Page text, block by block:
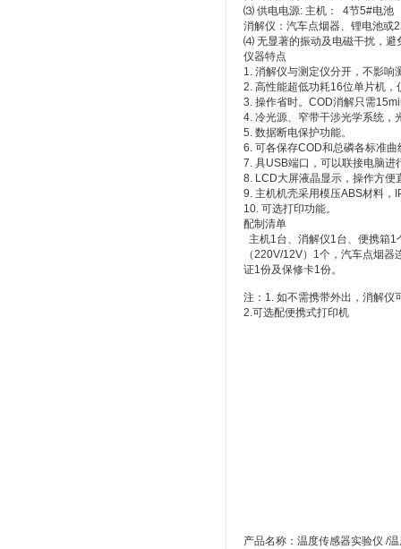
⑶ 供电电源: 主机： 4节5#电池
消解仪：汽车点烟器、锂电池或
⑷ 无显著的振动及电磁干扰，避
仪器特点
1. 消解仪与测定仪分开，不影响
2. 高性能超低功耗16位单片机
3. 操作省时。COD消解只需
4. 冷光源、窄带干涉光学系统，
5. 数据断电保护功能。
6. 可各保存COD和总磷各标准
7. 具USB端口，可以联接电脑
8. LCD大屏液晶显示，操作方便
9. 主机机壳采用模压ABS材料，
10. 可选打印功能。
配制清单
主机1台、消解仪1台、便携箱
（220V/12V）1个，汽车点烟
证1份及保修卡1份。
注：1. 如不需携带外出，消解
2.可选配便携式打印机
产品名称：温度传感器实验仪 /